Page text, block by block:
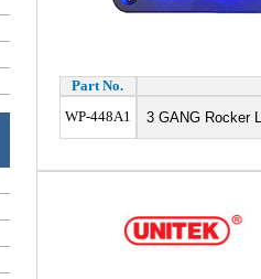
Part No.
WP-448A1
3 GANG Rocker